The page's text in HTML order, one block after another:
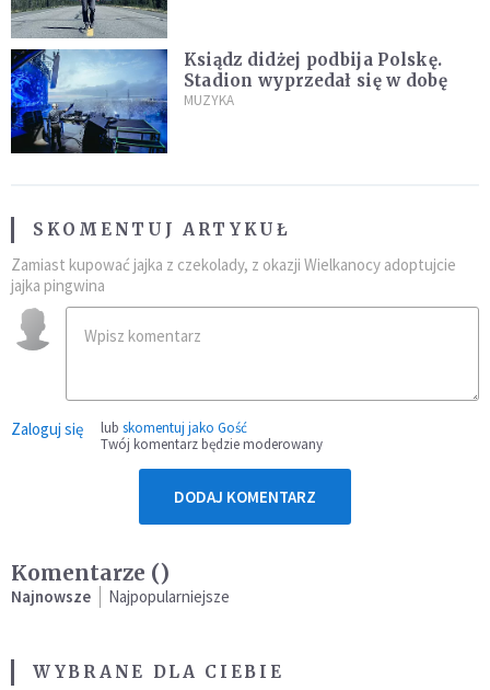
Ksiądz didżej podbija Polskę.
Stadion wyprzedał się w dobę
MUZYKA
SKOMENTUJ ARTYKUŁ
Zamiast kupować jajka z czekolady, z okazji Wielkanocy adoptujcie
jajka pingwina
Zaloguj się lub skomentuj jako Gość
Twój komentarz będzie moderowany
DODAJ KOMENTARZ
Komentarze ()
Najnowsze Najpopularniejsze
WYBRANE DLA CIEBIE